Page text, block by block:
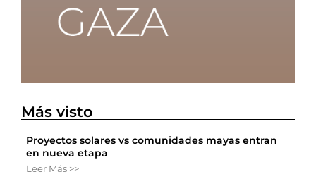
Más visto
Proyectos solares vs comunidades mayas entran
en nueva etapa
Leer Más >>